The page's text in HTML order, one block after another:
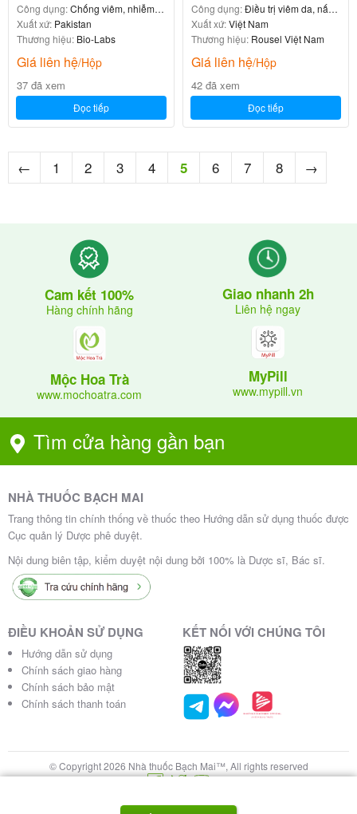
Công dụng:Chống viêm, nhiễm
trùng da
Xuất xứ: Pakistan
Thương hiệu: Bio-Labs
Giá liên hệ/Hộp
37 đã xem
Đọc tiếp
Công dụng:Điều trị viêm da, nấm
da
Xuất xứ:Việt Nam
Thương hiệu: Rousel Việt Nam
Giá liên hệ/Hộp
42 đã xem
Đọc tiếp
← 1 2 3 4 5 6 7 8 →
Cam kết 100%
Hàng chính hãng
Giao nhanh 2h
Liên hệ ngay
Mộc Hoa Trà
www.mochoatra.com
MyPill
www.mypill.vn
Tìm cửa hàng gần bạn
NHÀ THUỐC BẠCH MAI
Trang thông tin chính thống về thuốc theo Hướng dẫn sử dụng thuốc được
Cục quản lý Dược phê duyệt.
Nội dung biên tập, kiểm duyệt nội dung bởi 100% là Dược sĩ, Bác sĩ.
ĐIỀU KHOẢN SỬ DỤNG
Hướng dẫn sử dụng
Chính sách giao hàng
Chính sách bảo mật
Chính sách thanh toán
KẾT NỐI VỚI CHÚNG TÔI
© Copyright 2026 Nhà thuốc Bạch Mai™, All rights reserved